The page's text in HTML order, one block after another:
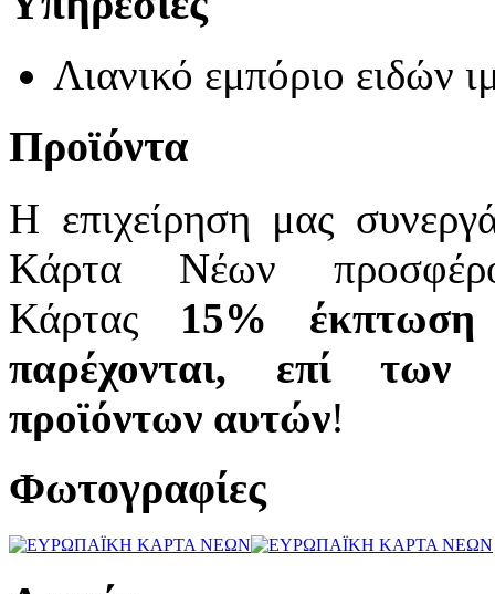
Λιανικό εμπόριο ειδών
Προϊόντα
Η επιχείρηση μας
Κάρτα Νέων
Κάρτας 15%
παρέχονται, επί των
προϊόντων αυτών!
Φωτογραφίες